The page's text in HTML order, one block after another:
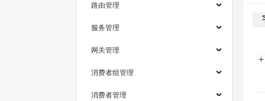
路由管理
服务管理
网关管理
消费者组管理
消费者管理